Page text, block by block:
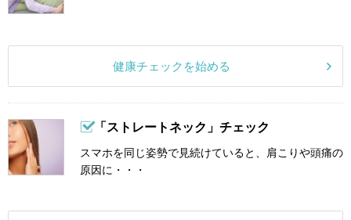
健康チェックを始める
「ストレートネック」チェック
スマホを同じ姿勢で見続けていると、肩こりや頭痛の
原因に・・・